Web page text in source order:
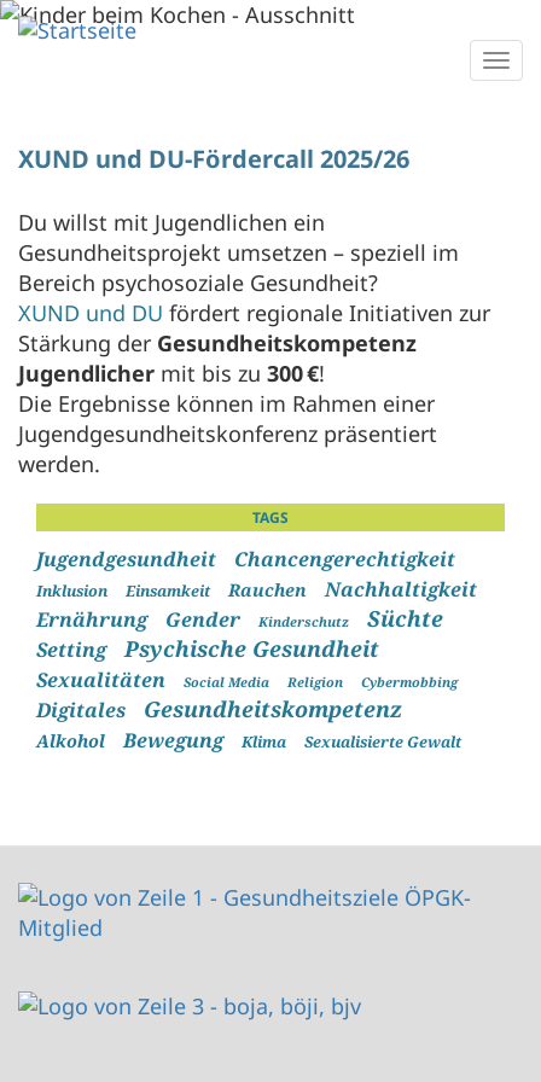
Direkt
zum
XUND und DU-Fördercall 2025/26
Du willst mit Jugendlichen ein
Gesundheitsprojekt umsetzen – speziell im
Bereich psychosoziale Gesundheit?
XUND und DU fördert regionale Initiativen zur
Stärkung der Gesundheitskompetenz
Jugendlicher mit bis zu 300 €!
Die Ergebnisse können im Rahmen einer
Jugendgesundheitskonferenz präsentiert
werden.
TAGS
Jugendgesundheit Chancengerechtigkeit
Inklusion Einsamkeit Rauchen
Nachhaltigkeit
Ernährung
Gender Kinderschutz Süchte
Setting Psychische Gesundheit
Sexualitäten Social Media Religion Cybermobbing
Digitales Gesundheitskompetenz
Alkohol Bewegung Klima Sexualisierte Gewalt